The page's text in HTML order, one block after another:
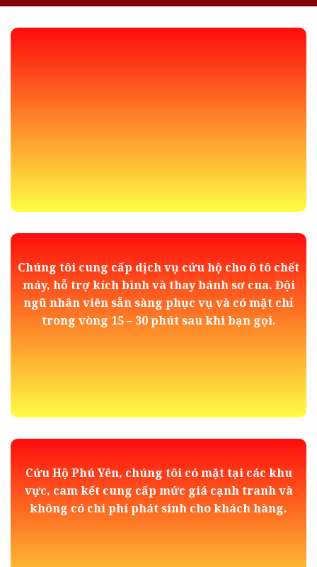
Chúng tôi cung cấp dịch vụ cứu hộ cho ô tô chết
máy, hỗ trợ kích bình và thay bánh sơ cua. Đội
ngũ nhân viên sẵn sàng phục vụ và có mặt chỉ
trong vòng 15 – 30 phút sau khi bạn gọi.
Cứu Hộ Phú Yên, chúng tôi có mặt tại các khu
vực, cam kết cung cấp mức giá cạnh tranh và
không có chi phí phát sinh cho khách hàng.